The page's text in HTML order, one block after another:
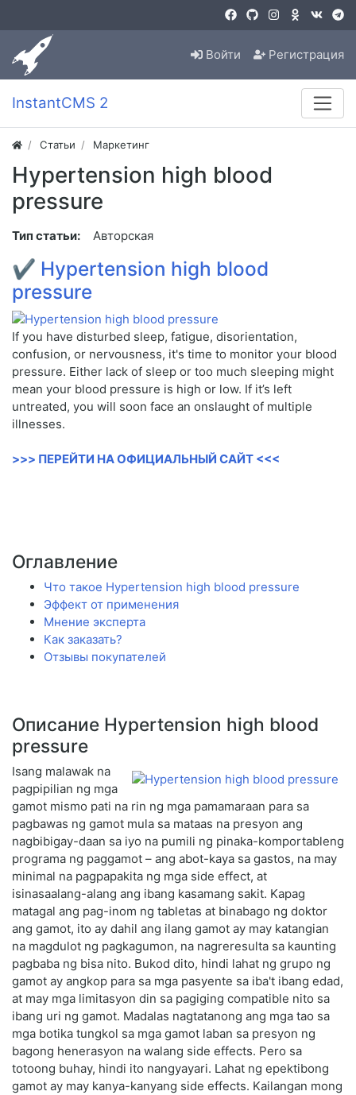
Войти Регистрация
InstantCMS 2
Статьи Маркетинг
Hypertension high blood
pressure
Тип статьи: Авторская
✔ Hypertension high blood
pressure
If you have disturbed sleep, fatigue, disorientation,
confusion, or nervousness, it's time to monitor your blood
pressure. Either lack of sleep or too much sleeping might
mean your blood pressure is high or low. If it’s left
untreated, you will soon face an onslaught of multiple
illnesses.
>>> ПЕРЕЙТИ НА ОФИЦИАЛЬНЫЙ САЙТ <<<
Оглавление
Что такое Hypertension high blood pressure
Эффект от применения
Мнение эксперта
Как заказать?
Отзывы покупателей
Описание Hypertension high blood
pressure
Isang malawak na
pagpipilian ng mga
gamot mismo pati na rin ng mga pamamaraan para sa
pagbawas ng gamot mula sa mataas na presyon ang
nagbibigay-daan sa iyo na pumili ng pinaka-komportableng
programa ng paggamot – ang abot-kaya sa gastos, na may
minimal na pagpapakita ng mga side effect, at
isinasaalang-alang ang ibang kasamang sakit. Kapag
matagal ang pag-inom ng tabletas at binabago ng doktor
ang gamot, ito ay dahil ang ilang gamot ay may katangian
na magdulot ng pagkagumon, na nagreresulta sa kaunting
pagbaba ng bisa nito. Bukod dito, hindi lahat ng grupo ng
gamot ay angkop para sa mga pasyente sa iba't ibang edad,
at may mga limitasyon din sa pagiging compatible nito sa
ibang uri ng gamot. Madalas nagtatanong ang mga tao sa
mga botika tungkol sa mga gamot laban sa presyon ng
bagong henerasyon na walang side effects. Pero sa
totoong buhay, hindi ito nangyayari. Lahat ng epektibong
gamot ay may kanya-kanyang side effects. Kailangan mong